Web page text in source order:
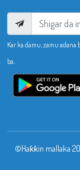
Kar ka damu, zamu
ba.
©Haƙƙin mallaka